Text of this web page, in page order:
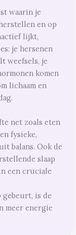
waarin je
en op
lijkt,
je hersenen
weefsels, je
komen
lichaam en
net zoals eten
fysieke,
balans. Ook de
slaap
een cruciale
gebeurt, is de
meer energie